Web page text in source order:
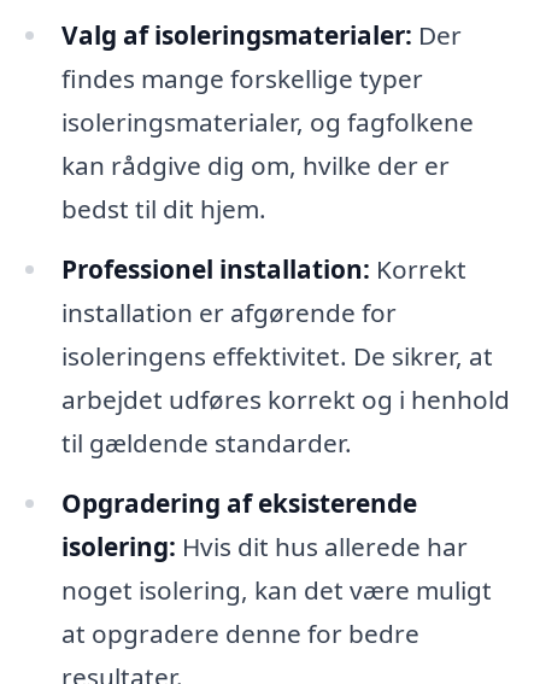
Valg af isoleringsmaterialer: Der
findes mange forskellige typer
isoleringsmaterialer, og fagfolkene
kan rådgive dig om, hvilke der er
bedst til dit hjem.
Professionel installation: Korrekt
installation er afgørende for
isoleringens effektivitet. De sikrer, at
arbejdet udføres korrekt og i henhold
til gældende standarder.
Opgradering af eksisterende
isolering: Hvis dit hus allerede har
noget isolering, kan det være muligt
at opgradere denne for bedre
resultater.